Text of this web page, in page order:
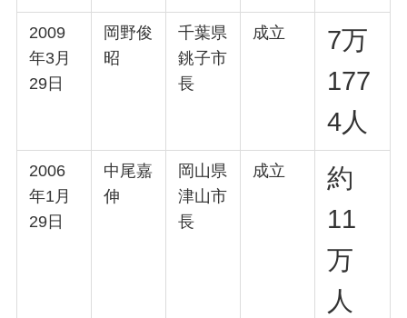
2009
年3月
29日
岡野俊
昭
千葉県
銚子市
長
成立
7万
177
4人
2006
年1月
29日
中尾嘉
伸
岡山県
津山市
長
成立
約
11
万
人